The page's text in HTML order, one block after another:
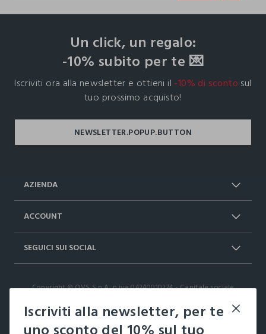
Iscriviti alla newsletter, per te
Un click, un regalo:
-10% subito per te 💌
Iscriviti ora alla newsletter e ottieni il -10% di sconto sul
tuo prossimo acquisto!
AZIENDA
Dichiarazione accessibilità
ACCOUNT
17)
SEGUICI SUI SOCIAL
TikTok
Copyright © OVS S.p.A, p.iva 04240010274 - Capitale sociale
it |italiano